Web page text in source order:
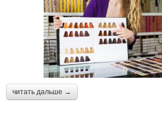
читать дальше →